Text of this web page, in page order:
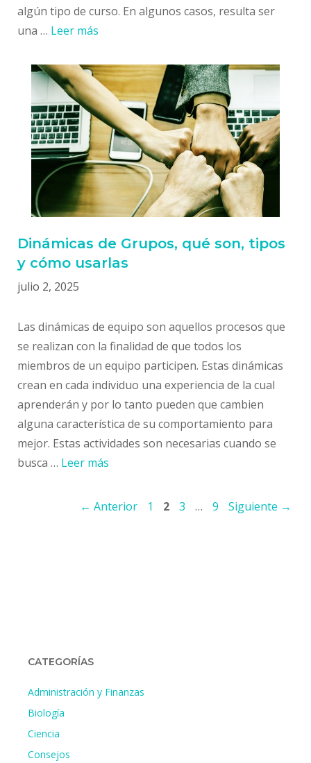
algún tipo de curso. En algunos casos, resulta ser
una … Leer más
Dinámicas de Grupos, qué son, tipos
y cómo usarlas
julio 2, 2025
Las dinámicas de equipo son aquellos procesos que
se realizan con la finalidad de que todos los
miembros de un equipo participen. Estas dinámicas
crean en cada individuo una experiencia de la cual
aprenderán y por lo tanto pueden que cambien
alguna característica de su comportamiento para
mejor. Estas actividades son necesarias cuando se
busca … Leer más
Navegación
← Anterior Página
1 Página
2 Página
3 … Página
9 Siguiente →
CATEGORÍAS
Administración y Finanzas
Biología
Ciencia
Consejos